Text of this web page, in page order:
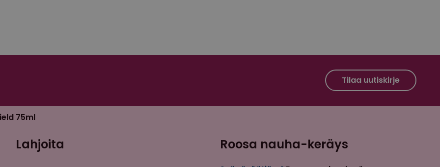
Roosa nauha Instagram Tilaa uutiskirje
75ml
Lahjoita Roosa nauha-keräys